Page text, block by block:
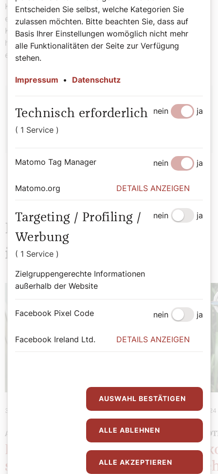
Kuckucksei legen“, was bedeutet, dass man jemandem
etwas unterschieben will. Und zum Positiven: Der
Kuckuck weckt auch Frühlingsgefühle – üblicherweise
hört man die ersten Kuckucksrufe Ende März und so ist
er ein Bote des zu Ende gegangenen Winters.
Bernadette Spitzer
Das könnte Sie auch
interessieren
3. Mai 2024
ANEKDOTEN
Königin Elizabeth
schockiert Österreich
19. April 2024
Entscheiden Sie selbst, welche Kategorien Sie
zulassen möchten. Bitte beachten Sie, dass auf
Basis Ihrer Einstellungen womöglich nicht mehr
alle Funktionalitäten der Seite zur Verfügung
stehen.
Impressum • Datenschutz
Technisch erforderlich
( 1 Service )
nein ja
Matomo Tag Manager nein ja
Matomo.org DETAILS ANZEIGEN
Targeting / Profiling /
Werbung
( 1 Service )
Zielgruppengerechte Informationen
außerhalb der Website
nein ja
Facebook Pixel Code nein ja
Facebook Ireland Ltd. DETAILS ANZEIGEN
AUSWAHL BESTÄTIGEN
ALLE ABLEHNEN
ALLE AKZEPTIEREN